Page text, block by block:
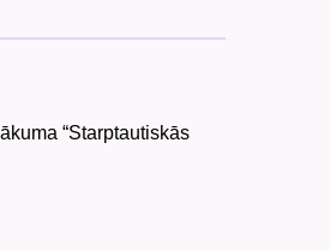
“Starptautiskās